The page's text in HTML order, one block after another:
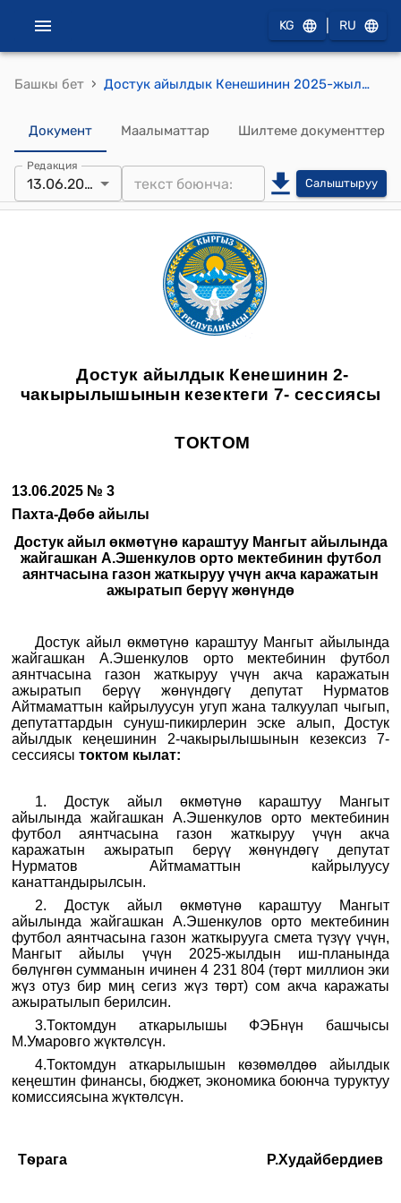
KG RU
Башкы бет › Достук айылдык Кенешинин 2025-жылдын 13-июнунун №3 Достук айыл өкмөтүнө караштуу Мангыт айылында жайгашкан А.Эшенкулов орто мектебинин футбол аянтчасына газон жаткыруу үчүн акча каражатын ажыратып берүү жөнүндө токтому
Документ Маалыматтар Шилтеме документтер
Редакция
13.06.2025 Салыштыруу